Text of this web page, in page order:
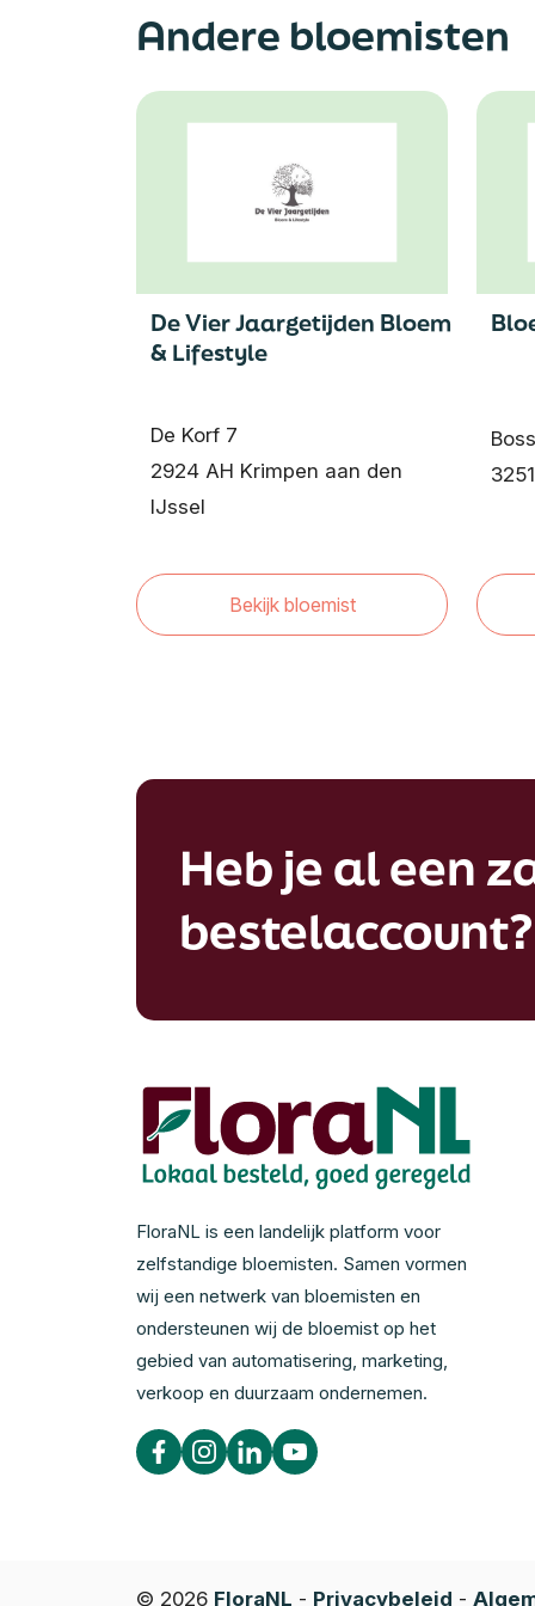
Andere bloemisten
De Vier Jaargetijden Bloem
& Lifestyle
De Korf 7
2924 AH Krimpen aan den
IJssel
Bekijk bloemist
Heb je al een
bestelaccount?
FloraNL is een landelijk platform voor
zelfstandige bloemisten. Samen vormen
wij een netwerk van bloemisten en
ondersteunen wij de bloemist op het
gebied van automatisering, marketing,
verkoop en duurzaam ondernemen.
© 2026 FloraNL - Privacybeleid -